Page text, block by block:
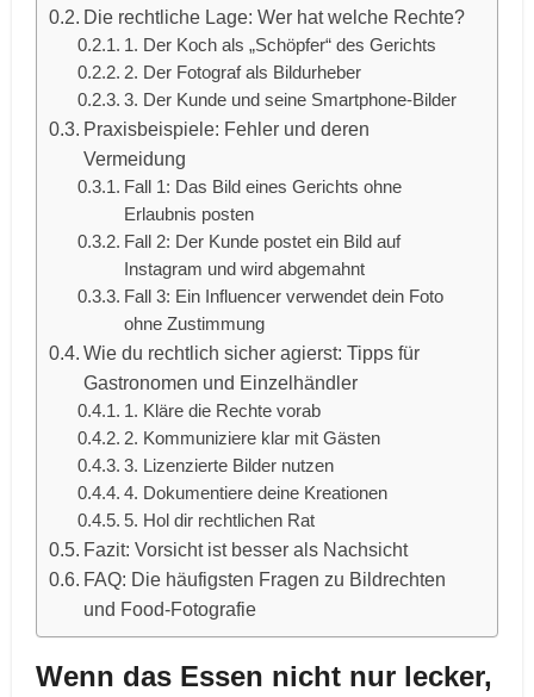
Die rechtliche Lage: Wer hat welche Rechte?
1. Der Koch als „Schöpfer“ des Gerichts
2. Der Fotograf als Bildurheber
3. Der Kunde und seine Smartphone-Bilder
Praxisbeispiele: Fehler und deren
Vermeidung
Fall 1: Das Bild eines Gerichts ohne
Erlaubnis posten
Fall 2: Der Kunde postet ein Bild auf
Instagram und wird abgemahnt
Fall 3: Ein Influencer verwendet dein Foto
ohne Zustimmung
Wie du rechtlich sicher agierst: Tipps für
Gastronomen und Einzelhändler
1. Kläre die Rechte vorab
2. Kommuniziere klar mit Gästen
3. Lizenzierte Bilder nutzen
4. Dokumentiere deine Kreationen
5. Hol dir rechtlichen Rat
Fazit: Vorsicht ist besser als Nachsicht
FAQ: Die häufigsten Fragen zu Bildrechten
und Food-Fotografie
Wenn das Essen nicht nur lecker,